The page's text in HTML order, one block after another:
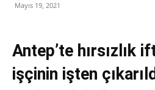
Mayıs 19, 2021
Antep’te hırsızlık
işçinin işten